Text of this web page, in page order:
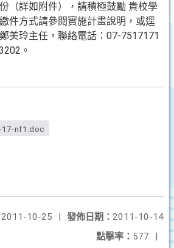
（詳如附件），請積極鼓勵 貴校學
件方式請參閱實施計畫說明，或逕
美玲主任，聯絡電話：07-7517171
。
nf1.doc
發佈日期： 2011-10-14
2011-10-25
|
點擊率： 577 |